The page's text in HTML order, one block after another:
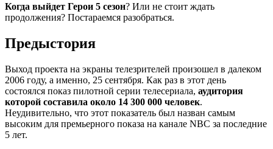
Когда выйдет Герои 5 сезон? Или не стоит ждать
продолжения? Постараемся разобраться.
Предыстория
Выход проекта на экраны телезрителей произошел в далеком
2006 году, а именно, 25 сентября. Как раз в этот день
состоялся показ пилотной серии телесериала, аудитория
которой составила около 14 300 000 человек.
Неудивительно, что этот показатель был назван самым
высоким для премьерного показа на канале NBC за последние
5 лет.